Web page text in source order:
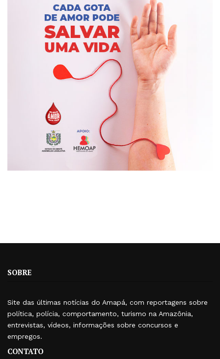
SOBRE
Site das últimas notícias do Amapá, com reportagens sobre
política, polícia, comportamento, turismo na Amazônia,
entrevistas, vídeos, informações sobre concursos e
empregos.
CONTATO